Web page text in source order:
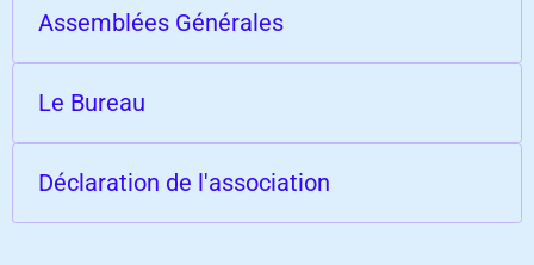
Assemblées Générales
Le Bureau
Déclaration de l'association